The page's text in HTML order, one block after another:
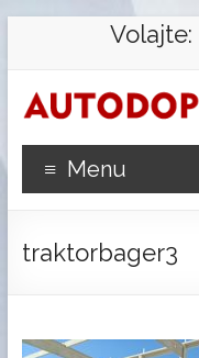
Volajte:
Trnava
preprava
hydraulickou
zemné
Menu
traktorbager3